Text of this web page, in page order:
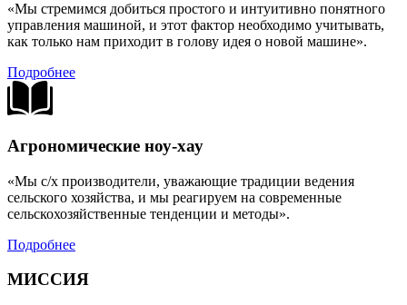
«Мы стремимся добиться простого и интуитивно понятного
управления машиной, и этот фактор необходимо учитывать,
как только нам приходит в голову идея о новой машине».
Подробнее
Агрономические ноу-хау
«Мы с/х производители, уважающие традиции ведения
сельского хозяйства, и мы реагируем на современные
сельскохозяйственные тенденции и методы».
Подробнее
МИССИЯ